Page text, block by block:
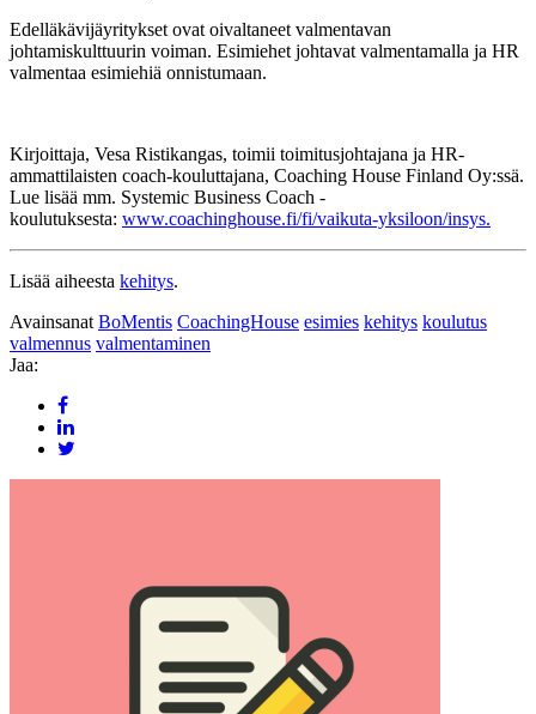
Edelläkävijäyritykset ovat oivaltaneet valmentavan
johtamiskulttuurin voiman. Esimiehet johtavat valmentamalla ja HR
valmentaa esimiehiä onnistumaan.
Kirjoittaja, Vesa Ristikangas, toimii toimitusjohtajana ja HR-
ammattilaisten coach-kouluttajana, Coaching House Finland Oy:ssä.
Lue lisää mm. Systemic Business Coach -
koulutuksesta: www.coachinghouse.fi/fi/vaikuta-yksiloon/insys.
Lisää aiheesta kehitys.
Avainsanat BoMentis CoachingHouse esimies kehitys koulutus
valmennus valmentaminen
Jaa: